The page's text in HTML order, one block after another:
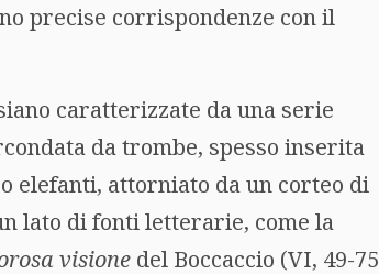
precise corrispondenze con il
caratterizzate da una serie
da trombe, spesso inserita
elefanti, attorniato da un corteo di
lato di fonti letterarie, come la
visione del Boccaccio (VI, 49-75